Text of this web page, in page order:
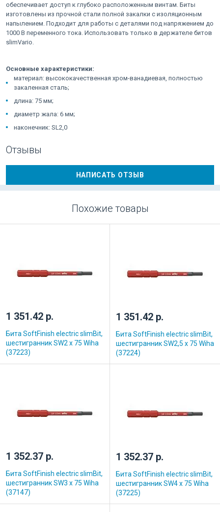
обеспечивает доступ к глубоко расположенным винтам. Биты
изготовлены из прочной стали полной закалки с изоляционным
напылением. Подходит для работы с деталями под напряжением до
1000 В переменного тока. Использовать только в держателе битов
slimVario.
Основные характеристики:
материал: высококачественная хром-ванадиевая, полностью
закаленная сталь;
длина: 75 мм;
диаметр жала: 6 мм;
наконечник: SL2,0
Отзывы
НАПИСАТЬ ОТЗЫВ
Похожие товары
1 351.42 р.
Бита SoftFinish electric slimBit,
шестигранник SW2 x 75 Wiha
(37223)
1 351.42 р.
Бита SoftFinish electric slimBit,
шестигранник SW2,5 x 75 Wiha
(37224)
1 352.37 р.
Бита SoftFinish electric slimBit,
шестигранник SW3 x 75 Wiha
(37147)
1 352.37 р.
Бита SoftFinish electric slimBit,
шестигранник SW4 x 75 Wiha
(37225)